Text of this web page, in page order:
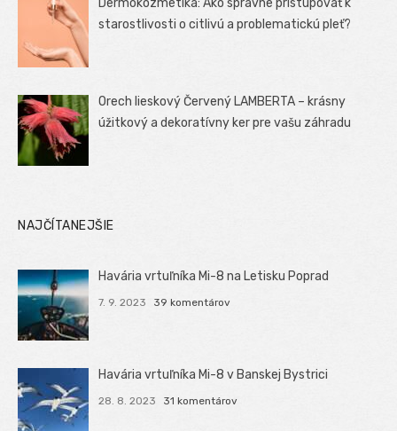
starostlivosti o citlivú a problematickú pleť?
Orech lieskový Červený LAMBERTA – krásny
úžitkový a dekoratívny ker pre vašu záhradu
NAJČÍTANEJŠIE
Havária vrtuľníka Mi-8 na Letisku Poprad
7. 9. 2023 39 komentárov
Havária vrtuľníka Mi-8 v Banskej Bystrici
28. 8. 2023 31 komentárov